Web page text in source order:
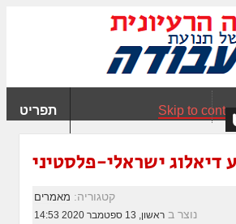
תפריט Skip to
דיאלוג ישראלי-פלסטיני
קטגוריה: מאמרים
נוצר ב ראשון, 13 ספטמבר 2020 14:53